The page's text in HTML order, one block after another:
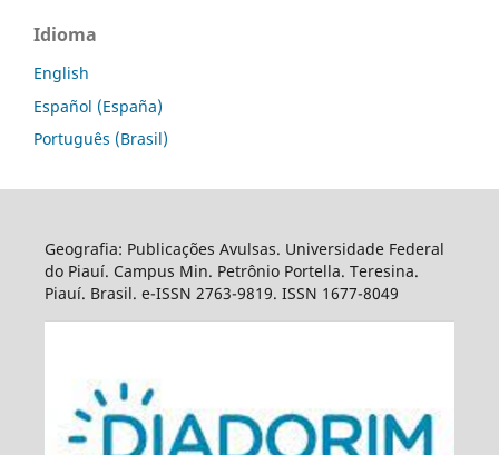
Idioma
English
Español (España)
Português (Brasil)
Geografia: Publicações Avulsas. Universidade Federal
do Piauí. Campus Min. Petrônio Portella. Teresina.
Piauí. Brasil. e-ISSN 2763-9819. ISSN 1677-8049